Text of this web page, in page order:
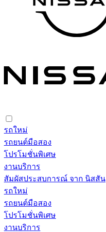
รถใหม่
รถยนต์มือสอง
โปรโมชั่นพิเศษ
งานบริการ
สัมผัสประสบการณ์ จาก นิสสัน
รถใหม่
รถยนต์มือสอง
โปรโมชั่นพิเศษ
งานบริการ